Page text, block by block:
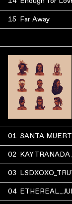
15 Far Away
01 SANTA
02
03
04